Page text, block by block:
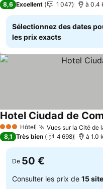
8,6 Excellent 1 047 à 0.4
Sélectionnez des dates
les prix exacts
3 ÉtoilesHôtel Vues sur la Cité de
Hotel Ciudad de
8,1 Très bien 4 698 à 1.0
De 50 €
Consulter les prix de 15